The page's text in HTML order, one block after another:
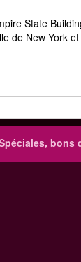
State
de New York
bons